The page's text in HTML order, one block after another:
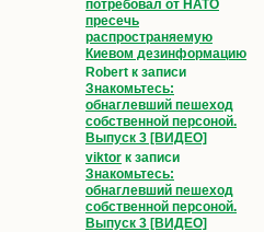
потребовал от НАТО
пресечь
распространяемую
Киевом дезинформацию
Robert к записи
Знакомьтесь:
обнаглевший пешеход
собственной персоной.
Выпуск 3 [ВИДЕО]
viktor к записи
Знакомьтесь:
обнаглевший пешеход
собственной персоной.
Выпуск 3 [ВИДЕО]